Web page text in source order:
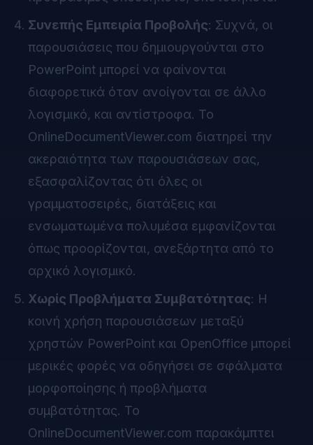
Συνεπής Εμπειρία Προβολής: Συχνά, οι
παρουσιάσεις που δημιουργούνται στο
PowerPoint μπορεί να φαίνονται
διαφορετικά όταν ανοίγονται σε άλλο
λογισμικό, και αντίστροφα. Το
OnlineDocumentViewer.com διατηρεί την
ακεραιότητα των παρουσιάσεων σας,
εξασφαλίζοντας ότι όλες οι
γραμματοσειρές, διατάξεις και
ενσωματωμένα πολυμέσα εμφανίζονται
όπως προορίζονται, ανεξάρτητα από το
αρχικό λογισμικό.
Χωρίς Προβλήματα Συμβατότητας: Η
κοινή χρήση παρουσιάσεων μεταξύ
χρηστών PowerPoint και OpenOffice μπορεί
μερικές φορές να οδηγήσει σε σφάλματα
μορφοποίησης ή προβλήματα
συμβατότητας. Το
OnlineDocumentViewer.com παρακάμπτει